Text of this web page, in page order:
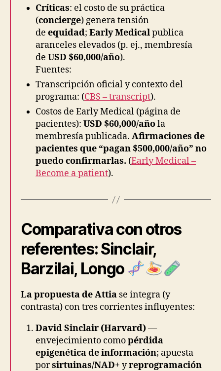
Críticas: el costo de su práctica
(concierge) genera tensión
de equidad; Early Medicalpublica
aranceles elevados (p. ej., membresía
de USD $60,000/año).
Fuentes:
Transcripción oficial y contexto del
programa: (CBS – transcript).
Costos de Early Medical (página de
pacientes): USD $60,000/añola
membresía publicada. Afirmaciones de
pacientes que “pagan $500,000/año” no
puedo confirmarlas. (Early Medical –
Become a patient).
Comparativa con otros
referentes: Sinclair,
Barzilai, Longo
La propuesta de Attia se integra (y
contrasta) con tres corrientes influyentes:
David Sinclair (Harvard)—
envejecimiento comopérdida
epigenética de información; apuesta
porsirtuinas/NAD+ yreprogramación